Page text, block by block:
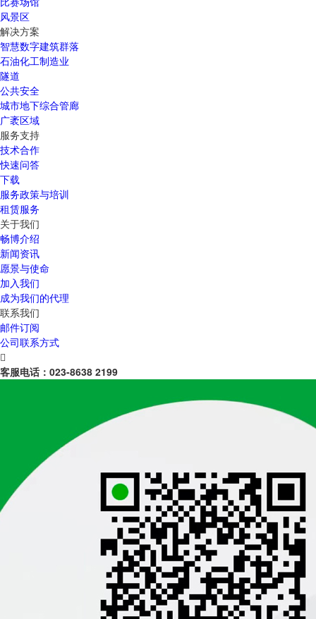
风景区
解决方案
智慧数字建筑群落
石油化工制造业
隧道
公共安全
城市地下综合管廊
广袤区域
服务支持
技术合作
快速问答
下载
服务政策与培训
租赁服务
关于我们
畅博介绍
新闻资讯
愿景与使命
加入我们
成为我们的代理
联系我们
邮件订阅
公司联系方式

客服电话： 023-8638 2199